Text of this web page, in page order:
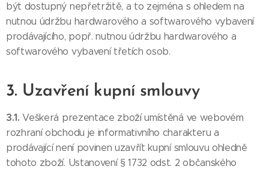
být dostupný nepřetržitě, a to zejména s ohledem na
nutnou údržbu hardwarového a softwarového vybavení
prodávajícího, popř. nutnou údržbu hardwarového a
softwarového vybavení třetích osob.
3. Uzavření kupní smlouvy
3.1.Veškerá prezentace zboží umístěná ve webovém
rozhraní obchodu je informativního charakteru a
prodávající není povinen uzavřít kupní smlouvu ohledně
tohoto zboží. Ustanovení § 1732 odst. 2 občanského